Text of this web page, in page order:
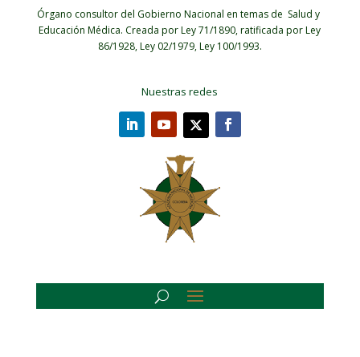
Órgano consultor del Gobierno Nacional en temas de Salud y
Educación Médica. Creada por Ley 71/1890, ratificada por Ley
86/1928, Ley 02/1979, Ley 100/1993.
Nuestras redes